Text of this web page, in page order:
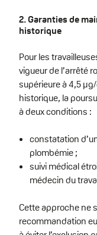
2. Garanties de
historique
Pour les
vigueur de l’arrêté
supérieure à 4,5
historique, la
à deux conditions :
constatation
plombémie ;
suivi médical
médecin du
Cette approche ne
recommandation